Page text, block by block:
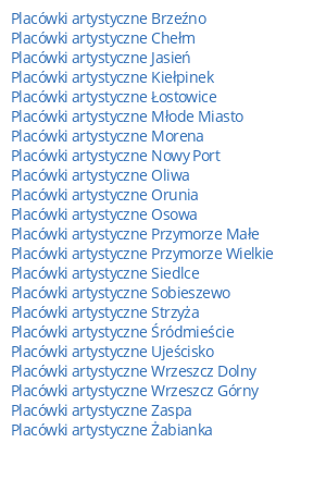
Placówki artystyczne Brzeźno
Placówki artystyczne Chełm
Placówki artystyczne Jasień
Placówki artystyczne Kiełpinek
Placówki artystyczne Łostowice
Placówki artystyczne Młode Miasto
Placówki artystyczne Morena
Placówki artystyczne Nowy Port
Placówki artystyczne Oliwa
Placówki artystyczne Orunia
Placówki artystyczne Osowa
Placówki artystyczne Przymorze Małe
Placówki artystyczne Przymorze Wielkie
Placówki artystyczne Siedlce
Placówki artystyczne Sobieszewo
Placówki artystyczne Strzyża
Placówki artystyczne Śródmieście
Placówki artystyczne Ujeścisko
Placówki artystyczne Wrzeszcz Dolny
Placówki artystyczne Wrzeszcz Górny
Placówki artystyczne Zaspa
Placówki artystyczne Żabianka